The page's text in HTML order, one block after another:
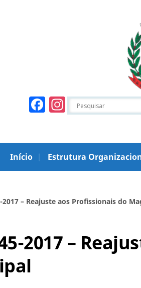
Facebook
Início Estrutura
2017 – Reajuste aos Profissionais do
2017 –